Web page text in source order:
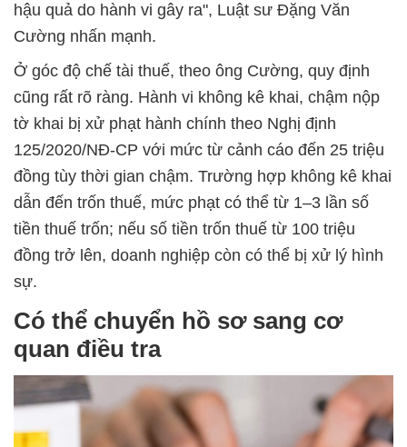
hậu quả do hành vi gây ra", Luật sư Đặng Văn
Cường nhấn mạnh.
Ở góc độ chế tài thuế, theo ông Cường, quy định
cũng rất rõ ràng. Hành vi không kê khai, chậm nộp
tờ khai bị xử phạt hành chính theo Nghị định
125/2020/NĐ-CP với mức từ cảnh cáo đến 25 triệu
đồng tùy thời gian chậm. Trường hợp không kê khai
dẫn đến trốn thuế, mức phạt có thể từ 1–3 lần số
tiền thuế trốn; nếu số tiền trốn thuế từ 100 triệu
đồng trở lên, doanh nghiệp còn có thể bị xử lý hình
sự.
Có thể chuyển hồ sơ sang cơ
quan điều tra